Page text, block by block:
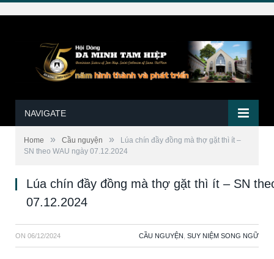
NAVIGATE
Home » Cầu nguyện »
Lúa chín đầy đồng mà thợ gặt thì ít –
SN theo WAU ngày 07.12.2024
Lúa chín đầy đồng mà thợ gặt thì ít – SN
07.12.2024
ON 06/12/2024 CẦU NGUYỆN SUY NIỆM SONG NGỮ